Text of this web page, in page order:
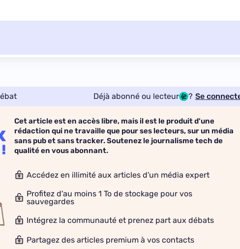
Déjà abonné ou lecteur ? Se
Cet article est en accès libre, mais il est le produit d'une
rédaction qui ne travaille que pour ses lecteurs, sur un média
sans pub et sans tracker. Soutenez le journalisme tech de
qualité en vous abonnant.
Accédez en illimité aux articles d'un média expert
Profitez d'au moins 1 To de stockage pour vos
sauvegardes
Intégrez la communauté et prenez part aux débats
Partagez des articles premium à vos contacts